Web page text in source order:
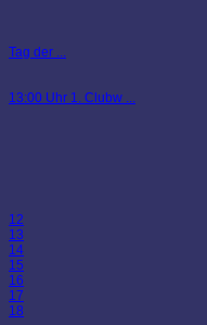
Tag der ...
13:00 Uhr 1. Clubw ...
12
13
14
15
16
17
18